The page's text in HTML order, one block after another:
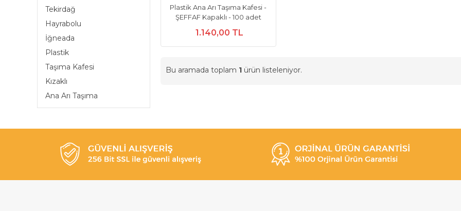
Tekirdağ
Hayrabolu
İğneada
Plastik
Taşıma Kafesi
Kızaklı
Ana Arı Taşıma
Plastik Ana Arı Taşıma Kafesi -
ŞEFFAF Kapaklı - 100 adet
1.140,00 TL
Bu aramada toplam 1 ürün listeleniyor.